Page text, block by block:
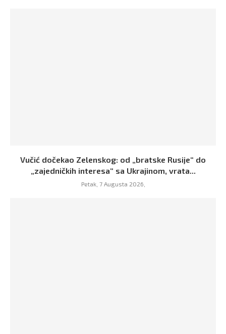
Vučić dočekao Zelenskog: od „bratske Rusije“ do
„zajedničkih interesa“ sa Ukrajinom, vrata...
Petak, 7 Augusta 2026,